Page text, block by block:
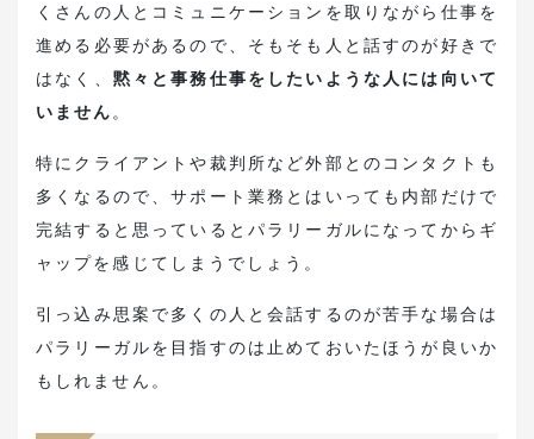
くさんの人とコミュニケーションを取りながら仕事を
進める必要があるので、そもそも人と話すのが好きで
はなく、 黙々と事務仕事をしたいような人には向いて
いません 。
特にクライアントや裁判所など外部とのコンタクトも
多くなるので、サポート業務とはいっても内部だけで
完結すると思っているとパラリーガルになってからギ
ャップを感じてしまうでしょう。
引っ込み思案で多くの人と会話するのが苦手な場合は
パラリーガルを目指すのは止めておいたほうが良いか
もしれません。